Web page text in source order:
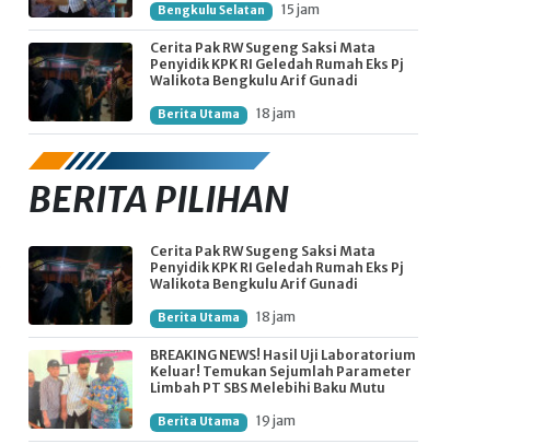
Bengkulu Selatan 15 jam
Cerita Pak RW Sugeng Saksi Mata
Penyidik KPK RI Geledah Rumah Eks Pj
Walikota Bengkulu Arif Gunadi
Berita Utama 18 jam
BERITA PILIHAN
Cerita Pak RW Sugeng Saksi Mata
Penyidik KPK RI Geledah Rumah Eks Pj
Walikota Bengkulu Arif Gunadi
Berita Utama 18 jam
BREAKING NEWS! Hasil Uji Laboratorium
Keluar! Temukan Sejumlah Parameter
Limbah PT SBS Melebihi Baku Mutu
Berita Utama 19 jam